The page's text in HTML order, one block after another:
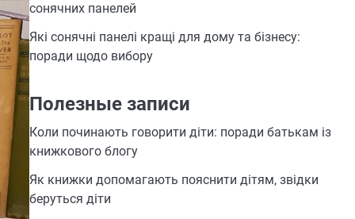
сонячних панелей
Які сонячні панелі кращі для дому та бізнесу:
поради щодо вибору
Полезные записи
Коли починають говорити діти: поради батькам із
книжкового блогу
Як книжки допомагають пояснити дітям, звідки
беруться діти